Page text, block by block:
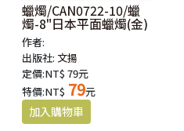
蠟燭/CAN0722-10/蠟
燭-8"日本平面蠟燭(金)
作者:
出版社: 文揚
定價:NT$ 79元
特價:NT$ 79元